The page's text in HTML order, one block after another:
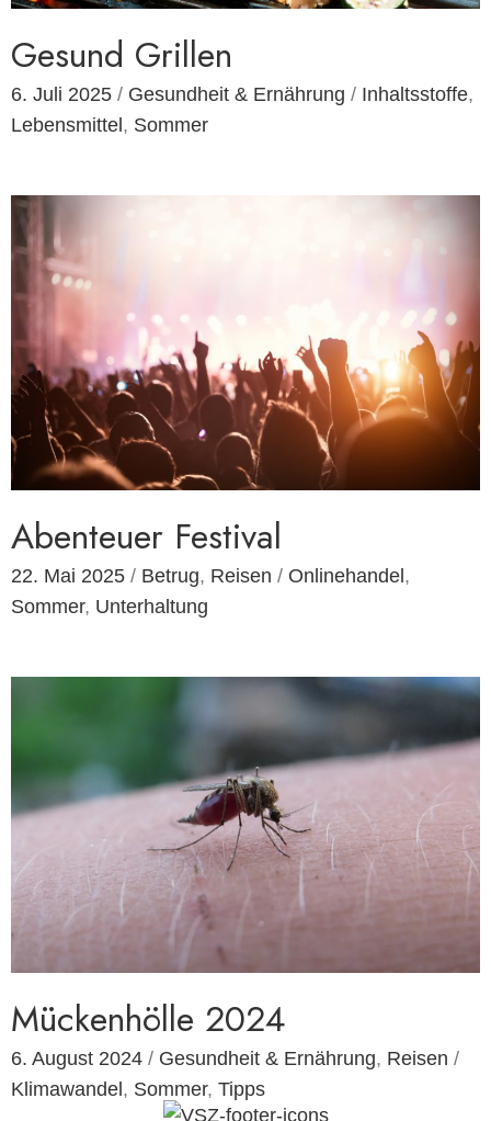
Gesund Grillen
6. Juli 2025 / Gesundheit & Ernährung / Inhaltsstoffe,
Lebensmittel, Sommer
Abenteuer Festival
22. Mai 2025 / Betrug, Reisen / Onlinehandel ,
Sommer, Unterhaltung
Mückenhölle 2024
6. August 2024 / Gesundheit & Ernährung, Reisen /
Klimawandel, Sommer, Tipps